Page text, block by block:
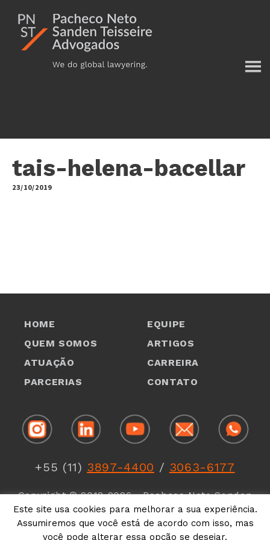
content
Additional
menu
tais-helena-bacellar
23/10/2019
HOME
QUEM SOMOS
ATUAÇÃO
PARCERIAS
EQUIPE
ARTIGOS
CARREIRA
CONTATO
+55 (11) 3897-4400 / 3063-6177
Copyright © 2012-2026 - Pacheco Neto Sanden
Teisseire Advogados - Política de Privacidade
Este site usa cookies para melhorar a sua experiência.
Assumiremos que você está de acordo com isso, mas
você pode alterar essa opção se desejar.